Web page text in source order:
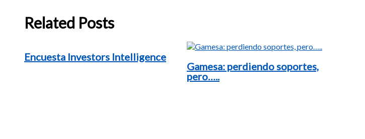
Related Posts
Encuesta Investors Intelligence
Gamesa: perdiendo soportes,
pero…..